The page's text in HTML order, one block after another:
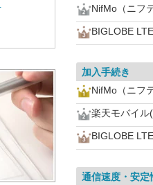
NifMo（ニフ
BIGLOBE
加入手続き
NifMo（ニフ
楽天モバイル
BIGLOBE
通信速度・安定